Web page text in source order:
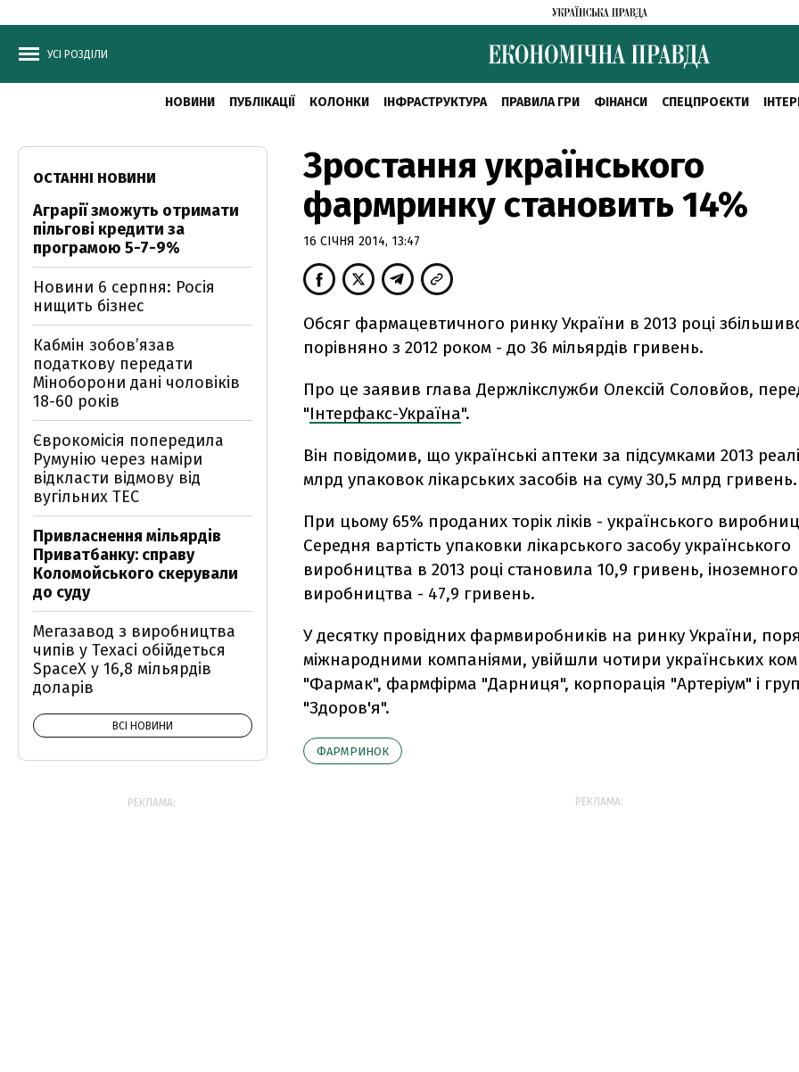
УСІ РОЗДІЛИ
НОВИНИ ПУБЛІКАЦІЇ КОЛОНКИ ІНФРАСТРУКТУРА ПРАВИЛА ГРИ ФІНАНСИ СПЕЦПРОЄКТИ
Зростання українського
фармринку становить 14%
16 СІЧНЯ 2014, 13:47
Обсяг фармацевтичного ринку України в 2013 році
порівняно з 2012 роком - до 36 мільярдів гривень.
Про це заявив глава Держлікслужби Олексій Соловйов,
"Інтерфакс-Україна".
Він повідомив, що українські аптеки за підсумками 2013
млрд упаковок лікарських засобів на суму 30,5 млрд гривень.
При цьому 65% проданих торік ліків - українського
Середня вартість упаковки лікарського засобу українського
виробництва в 2013 році становила 10,9 гривень, іноземного
виробництва - 47,9 гривень.
У десятку провідних фармвиробників на ринку України,
міжнародними компаніями, увійшли чотири українських
"Фармак", фармфірма "Дарниця", корпорація "Артеріум" і
"Здоров'я".
ФАРМРИНОК
РЕКЛАМА:
ОСТАННІ НОВИНИ
Аграрії зможуть отримати
пільгові кредити за
програмою 5-7-9%
Новини 6 серпня: Росія
нищить бізнес
Кабмін зобовʼязав
податкову передати
Міноборони дані чоловіків
18-60 років
Єврокомісія попередила
Румунію через наміри
відкласти відмову від
вугільних ТЕС
Привласнення мільярдів
Приватбанку: справу
Коломойського скерували
до суду
Мегазавод з виробництва
чипів у Техасі обійдеться
SpaceX у 16,8 мільярдів
доларів
ВСІ НОВИНИ
РЕКЛАМА: